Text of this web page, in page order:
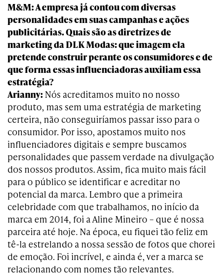
M&M: A empresa já contou com diversas
personalidades em suas campanhas e ações
publicitárias. Quais são as diretrizes de
marketing da DLK Modas: que imagem ela
pretende construir perante os consumidores e de
que forma essas influenciadoras auxiliam essa
estratégia?
Arianny: Nós acreditamos muito no nosso
produto, mas sem uma estratégia de marketing
certeira, não conseguiríamos passar isso para o
consumidor. Por isso, apostamos muito nos
influenciadores digitais e sempre buscamos
personalidades que passem verdade na divulgação
dos nossos produtos. Assim, fica muito mais fácil
para o público se identificar e acreditar no
potencial da marca. Lembro que a primeira
celebridade com que trabalhamos, no início da
marca em 2014, foi a Aline Mineiro – que é nossa
parceira até hoje. Na época, eu fiquei tão feliz em
tê-la estrelando a nossa sessão de fotos que chorei
de emoção. Foi incrível, e ainda é, ver a marca se
relacionando com nomes tão relevantes.